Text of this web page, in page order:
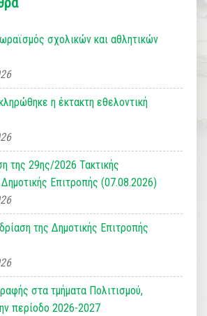
σχολικών και αθλητικών
η έκτακτη εθελοντική
της 29ης/2026 Τακτικής
Επιτροπής (07.08.2026)
της Δημοτικής Επιτροπής
στα τμήματα Πολιτισμού,
περίοδο 2026-2027